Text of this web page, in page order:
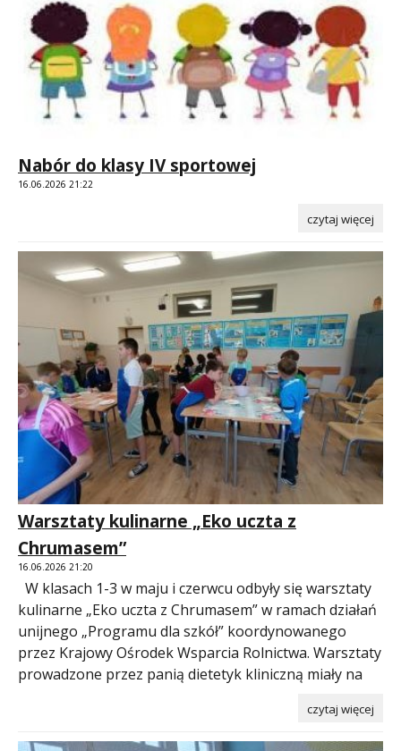
Nabór do klasy IV sportowej
16.06.2026 21:22
czytaj więcej
Warsztaty kulinarne „Eko uczta z
Chrumasem”
16.06.2026 21:20
W klasach 1-3 w maju i czerwcu odbyły się warsztaty
kulinarne „Eko uczta z Chrumasem” w ramach działań
unijnego „Programu dla szkół” koordynowanego
przez Krajowy Ośrodek Wsparcia Rolnictwa. Warsztaty
prowadzone przez panią dietetyk kliniczną miały na
czytaj więcej